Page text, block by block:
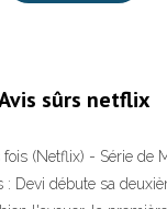
sûrs netflix
fois (Netflix) - Série de
Devi débute sa